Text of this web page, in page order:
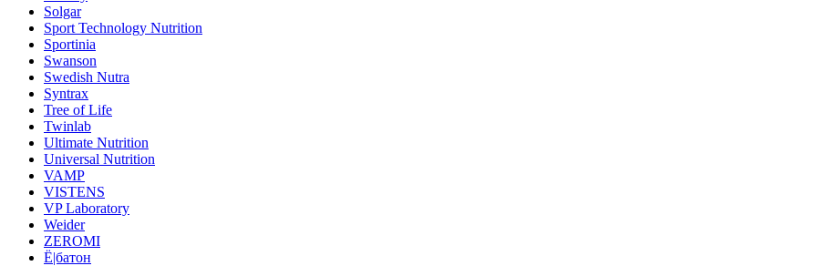
Solgar
Sport Technology Nutrition
Sportinia
Swanson
Swedish Nutra
Syntrax
Tree of Life
Twinlab
Ultimate Nutrition
Universal Nutrition
VAMP
VISTENS
VP Laboratory
Weider
ZEROMI
Ё|батон